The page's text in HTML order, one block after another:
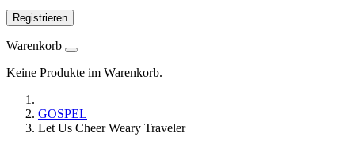
Registrieren
Warenkorb
Keine Produkte im Warenkorb.
GOSPEL
Let Us Cheer Weary Traveler